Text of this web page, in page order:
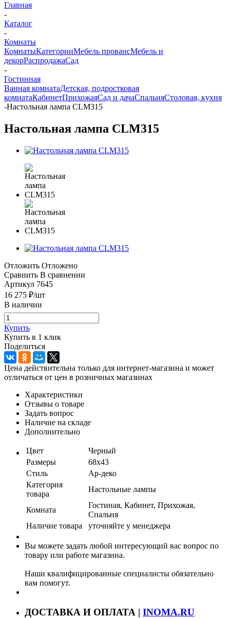
Главная
-
Каталог
-
Комнаты
КомнатыКатегорииМебель провансМебель и
декорРаспродажаСад
-
Гостинная
Ванная комнатаДетская, подростковая
комнатаКабинетПрихожаяСад и дачаСпальняСтоловая, кухня
-Настольная лампа CLM315
Настольная лампа CLM315
Отложить Отложено
Сравнить В сравнении
Артикул 7645
16 275 ₽/шт
В наличии
Купить
Купить в 1 клик
Поделиться
Цена действительна только для интернет-магазина и может
отличаться от цен в розничных магазинах
Характеристики
Отзывы о товаре
Задать вопрос
Наличие на складе
Дополнительно
Цвет
Черный
Размеры
68x43
Стиль
Ар-деко
Категория
товара
Настольные лампы
Комната
Гостиная, Кабинет, Прихожая,
Спальня
Наличие товара
уточняйте у менеджера
Вы можете задать любой интересующий вас вопрос по
товару или работе магазина.
Наши квалифицированные специалисты обязательно
вам помогут.
ДОСТАВКА И ОПЛАТА | INOMA.RU